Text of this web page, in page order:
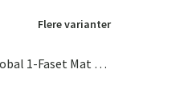
Flere varianter
Lucy Spotlight Global 1-Faset Mat Hvid Gu10